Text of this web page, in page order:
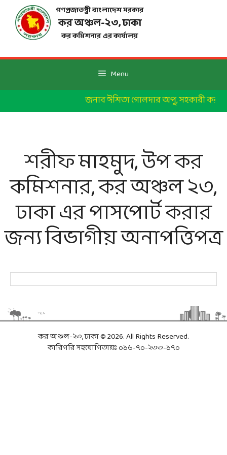
content
গণপ্রজাতন্ত্রী বাংলাদেশ সরকার
কর অঞ্চল-২৩, ঢাকা
কর কমিশনার এর কার্যালয়
Menu
জনাব ঈশিতা গোলদার অপু, সহকারী কর
শরীফ মাহমুদ, উপ কর
কমিশনার, কর অঞ্চল ২৩,
ঢাকা এর পাসপোর্ট করার
জন্য বিভাগীয় অনাপত্তিপত্র
কর অঞ্চল-২৩, ঢাকা © 2026. All Rights Reserved.
কারিগরি সহযোগিতায়ঃ ০১৬-৭০-২৩৩-১৭০